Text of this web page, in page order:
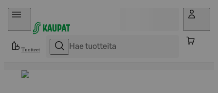
Hyppää sisältöön
Tuotteet